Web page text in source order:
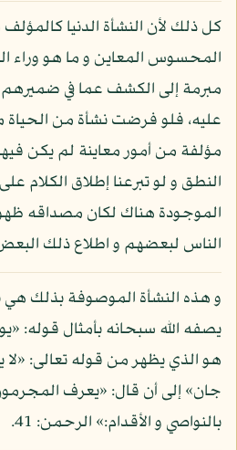
كل ذلك لأن النشأة الدنيا
المحسوس المعاين و ما هو وراء
مبرمة إلى الكشف عما في ضميرهم
عليه، فلو فرضت نشأة من
مؤلفة من أمور معاينة لم يكن
النطق و لو تبرعنا إطلاق الكلام
الموجودة هناك لكان مصداقه
الناس لبعضهم و اطلاع ذلك
و هذه النشأة الموصوفة بذلك هي
يصفه الله سبحانه بأمثال قوله:
هو الذي يظهر من قوله تعالى:
جان» إلى أن قال: «يعرف
بالنواصي و الأقدام:» الرحمن: 41.